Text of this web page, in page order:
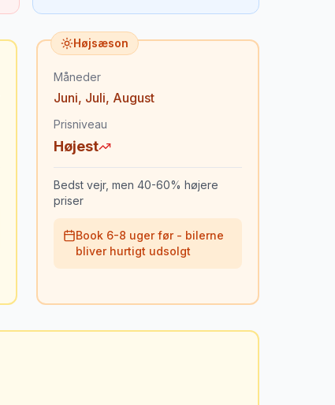
Højsæson
Måneder
Juni, Juli, August
Prisniveau
Højest
Bedst vejr, men 40-60% højere
priser
Book 6-8 uger før - bilerne
bliver hurtigt udsolgt